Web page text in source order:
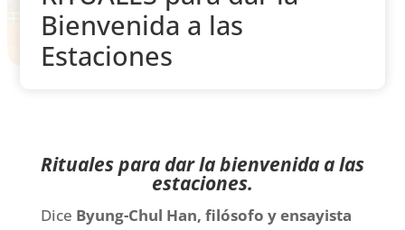
Bienvenida a las
Estaciones
Rituales para dar la bienvenida a las
estaciones.
Dice Byung-Chul Han, filósofo y ensayista